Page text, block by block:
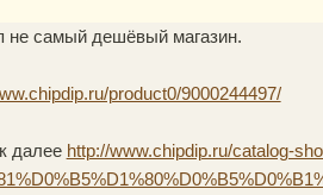
не самый дешёвый магазин.
product0/9000244497/
далее http://www.chipdip.ru/catalog-